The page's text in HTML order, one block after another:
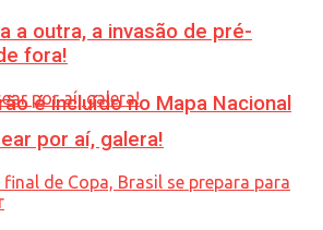
é incluído no Mapa Nacional
a outra, a invasão de pré-
fora!
por aí, galera!